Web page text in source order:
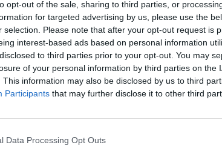
opt-out of the sale, sharing to third parties, or
for targeted advertising by us, please use the
selection. Please note that after your opt-out request is
interest-based ads based on personal information
to third parties prior to your opt-out. You may
of your personal information by third parties on the
This information may also be disclosed by us to third
Participants that may further disclose it to other third
Data Processing Opt Outs
rytuose.
Ukraina susišaudymas